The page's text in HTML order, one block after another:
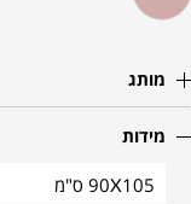
מותג
מידות
90X105 ס"מ